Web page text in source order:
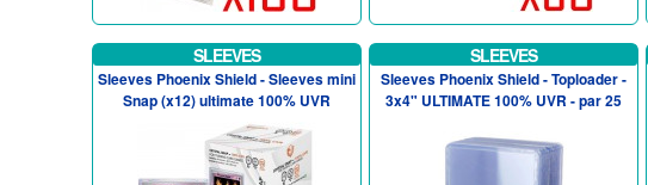
SLEEVES
Sleeves Phoenix Shield - Sleeves mini
Snap (x12) ultimate 100% UVR
SLEEVES
Sleeves Phoenix Shield - Toploader -
3x4" ULTIMATE 100% UVR - par 25